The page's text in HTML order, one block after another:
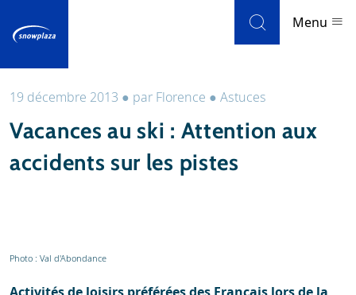
Menu
Stations de ski
Météo et enneigement
19 décembre 2013 ● par Florence ● Astuces
Vacances au ski : Attention aux
accidents sur les pistes
Photo : Val d'Abondance